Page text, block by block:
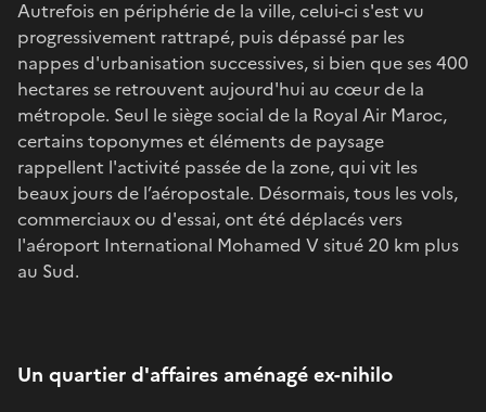
Autrefois en périphérie de la ville, celui-ci s'est vu
progressivement rattrapé, puis dépassé par les
nappes d'urbanisation successives, si bien que ses 400
hectares se retrouvent aujourd'hui au cœur de la
métropole. Seul le siège social de la Royal Air Maroc,
certains toponymes et éléments de paysage
rappellent l'activité passée de la zone, qui vit les
beaux jours de l’aéropostale. Désormais, tous les vols,
commerciaux ou d'essai, ont été déplacés vers
l'aéroport International Mohamed V situé 20 km plus
au Sud.
Un quartier d'affaires aménagé ex-nihilo